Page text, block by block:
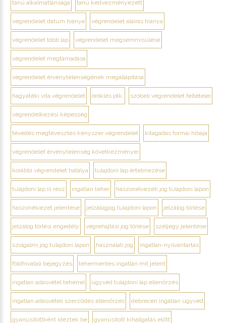
tanú alkalmatlansága tanú kedvezményezett
végrendelet dátum hiánya végrendelet aláírás hiánya
végrendelet több lap végrendelet megsemmisülése
végrendelet megtámadása
végrendelet érvénytelenségének megállapítása
hagyatéki vita végrendelet öröklés ptk. szóbeli végrendelet feltételei
végrendelkezési képesség
tévedés megtévesztés kényszer végrendelet kitagadás formai hibája
végrendelet érvénytelenség következményei
korábbi végrendelet hatálya tulajdoni lap értelmezése
tulajdoni lap iii rész ingatlan teher haszonélvezeti jog tulajdoni lapon
haszonélvezet jelentése jelzálogjog tulajdoni lapon jelzálog törlése
jelzálog törlési engedély végrehajtási jog törlése széljegy jelentése
szolgalmi jog tulajdoni lapon használati jog ingatlan-nyilvántartás
földhivatali bejegyzés tehermentes ingatlan mit jelent
ingatlan adásvétel teherrel ügyvéd tulajdoni lap ellenőrzés
ingatlan adásvételi szerződés ellenőrzés debrecen ingatlan ügyvéd
gyanúsítottként idéztek be gyanúsított kihallgatás előtt